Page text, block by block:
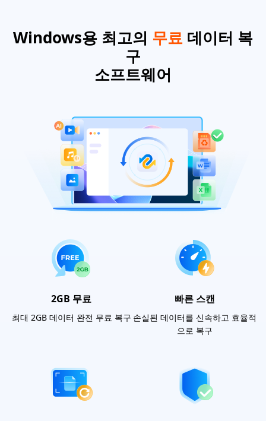
Windows용 최고의 무료 데이터 복
구
소프트웨어
2GB 무료
최대 2GB 데이터 완전 무료 복구
빠른 스캔
손실된 데이터를 신속하고 효율적
으로 복구